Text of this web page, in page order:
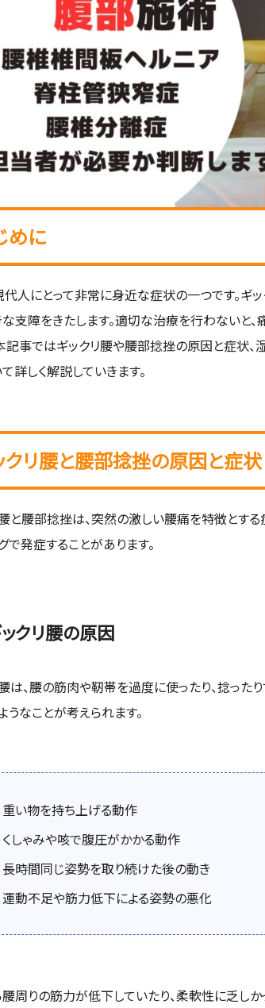
めに
人にとって非常に身近な症状の一つです。ギ
支障をきたします。適切な治療を行わないと、
記事ではギックリ腰や腰部捻挫の原因と症状
詳しく解説していきます。
クリ腰と腰部捻挫の原因と症状
と腰部捻挫は、突然の激しい腰痛を特徴とす
で発症することがあります。
クリ腰の原因
は、腰の筋肉や靭帯を過度に使ったり、捻った
うなことが考えられます。
重い物を持ち上げる動作
くしゃみや咳で腹圧がかかる動作
長時間同じ姿勢を取り続けた後の動き
運動不足や筋力低下による姿勢の悪化
周りの筋力が低下していたり、柔軟性に乏しか